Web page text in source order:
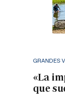
GRANDES
«La
que